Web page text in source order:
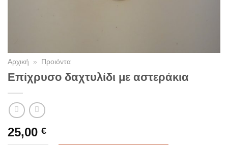
Αρχική » Προιόντα
Επίχρυσο δαχτυλίδι με αστεράκια
25,00 €